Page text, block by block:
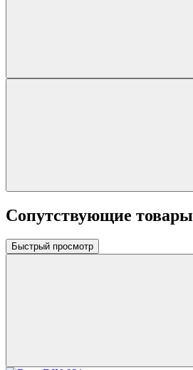
Сопутствующие товары
Быстрый просмотр